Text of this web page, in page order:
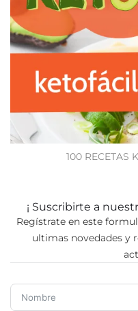
100 RECETAS
¡ Suscribirte a
Regístrate en este
ultimas novedades y